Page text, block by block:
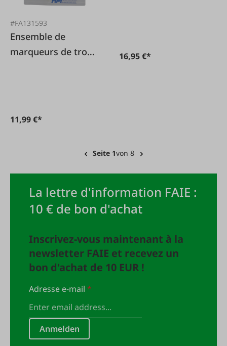
#FA131593
Ensemble de
marqueurs de trous
11,99 €*
16,95 €*
Seite 1von 8
La lettre d'information FAIE :
10 € de bon d'achat
Inscrivez-vous maintenant à la
newsletter FAIE et recevez un
bon d'achat de 10 EUR !
Adresse e-mail*
Anmelden